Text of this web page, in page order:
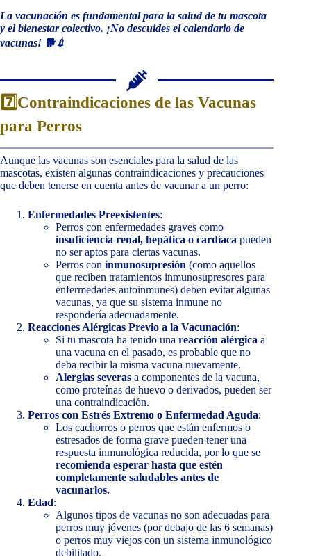
La vacunación es fundamental para la salud de tu mascota
y el bienestar colectivo. ¡No descuides el calendario de
vacunas! 🐕💉
7️⃣Contraindicaciones de las Vacunas
para Perros
Aunque las vacunas son esenciales para la salud de las
mascotas, existen algunas contraindicaciones y precauciones
que deben tenerse en cuenta antes de vacunar a un perro:
Enfermedades Preexistentes:
Perros con enfermedades graves como
insuficiencia renal, hepática o cardíaca pueden
no ser aptos para ciertas vacunas.
Perros con inmunosupresión (como aquellos
que reciben tratamientos inmunosupresores para
enfermedades autoinmunes) deben evitar algunas
vacunas, ya que su sistema inmune no
respondería adecuadamente.
Reacciones Alérgicas Previo a la Vacunación:
Si tu mascota ha tenido una reacción alérgica a
una vacuna en el pasado, es probable que no
deba recibir la misma vacuna nuevamente.
Alergias severas a componentes de la vacuna,
como proteínas de huevo o derivados, pueden ser
una contraindicación.
Perros con Estrés Extremo o Enfermedad Aguda:
Los cachorros o perros que están enfermos o
estresados de forma grave pueden tener una
respuesta inmunológica reducida, por lo que se
recomienda esperar hasta que estén
completamente saludables antes de
vacunarlos.
Edad:
Algunos tipos de vacunas no son adecuadas para
perros muy jóvenes (por debajo de las 6 semanas)
o perros muy viejos con un sistema inmunológico
debilitado.